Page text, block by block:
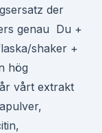
der
genau Du +
shaker +
hög
vårt extrakt